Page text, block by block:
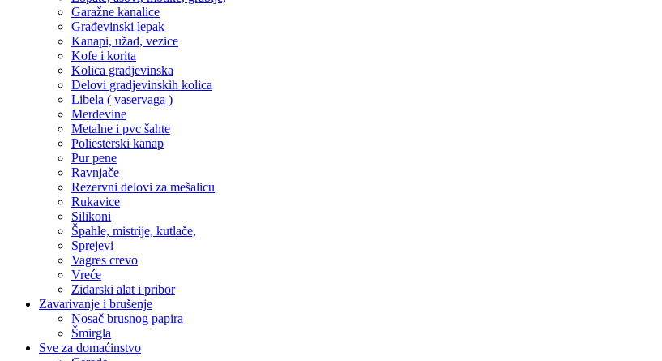
Garažne kanalice
Građevinski lepak
Kanapi, užad, vezice
Kofe i korita
Kolica gradjevinska
Delovi gradjevinskih kolica
Libela ( vaservaga )
Merdevine
Metalne i pvc šahte
Poliesterski kanap
Pur pene
Ravnjače
Rezervni delovi za mešalicu
Rukavice
Silikoni
Špahle, mistrije, kutlače,
Sprejevi
Vagres crevo
Vreće
Zidarski alat i pribor
Zavarivanje i brušenje
Nosač brusnog papira
Šmirgla
Sve za domaćinstvo